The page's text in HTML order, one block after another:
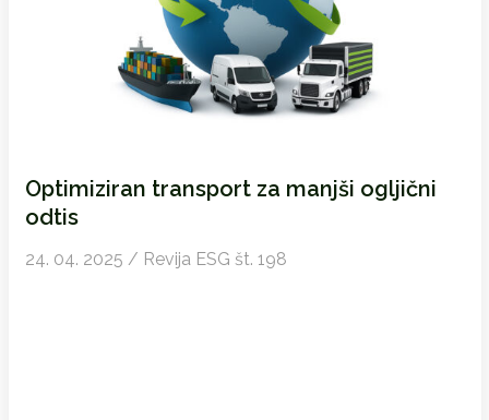
Optimiziran transport za manjši ogljični
odtis
24. 04. 2025 / Revija ESG št. 198